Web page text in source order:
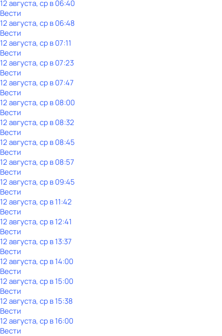
12 августа, ср в 06:40
Вести
12 августа, ср в 06:48
Вести
12 августа, ср в 07:11
Вести
12 августа, ср в 07:23
Вести
12 августа, ср в 07:47
Вести
12 августа, ср в 08:00
Вести
12 августа, ср в 08:32
Вести
12 августа, ср в 08:45
Вести
12 августа, ср в 08:57
Вести
12 августа, ср в 09:45
Вести
12 августа, ср в 11:42
Вести
12 августа, ср в 12:41
Вести
12 августа, ср в 13:37
Вести
12 августа, ср в 14:00
Вести
12 августа, ср в 15:00
Вести
12 августа, ср в 15:38
Вести
12 августа, ср в 16:00
Вести